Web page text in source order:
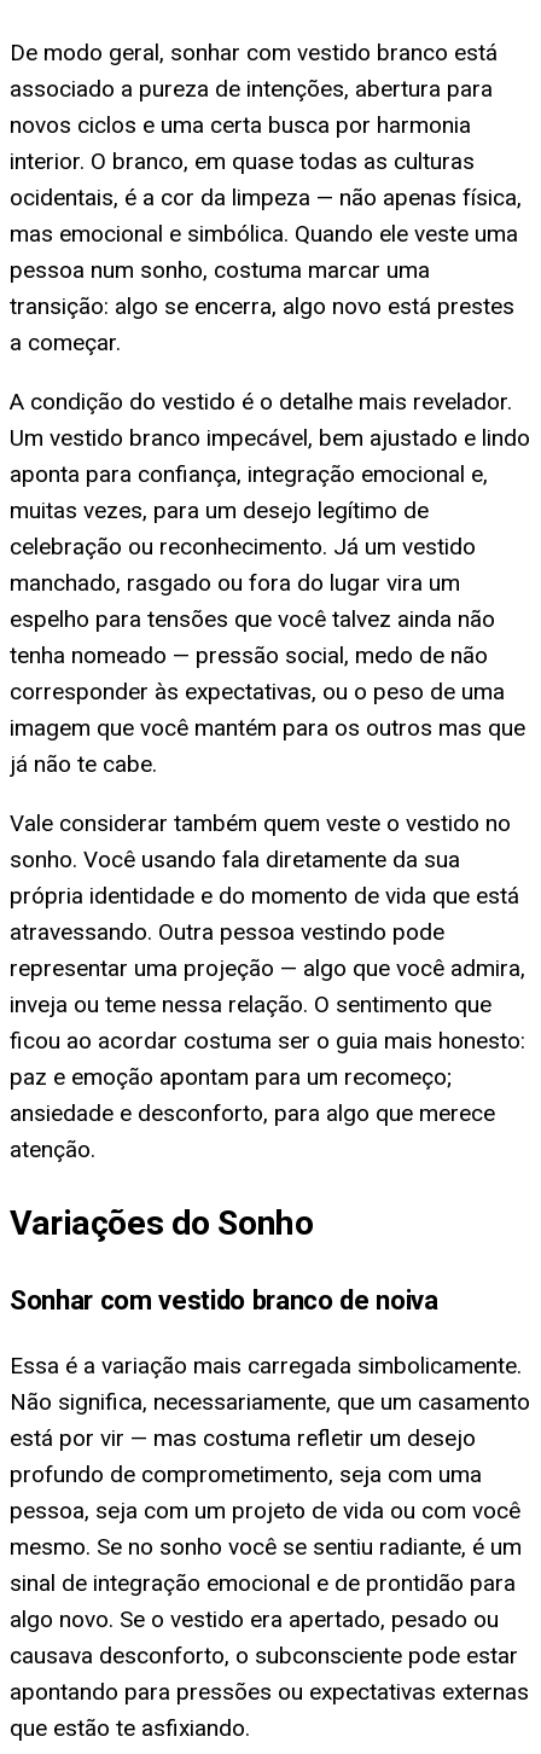
De modo geral, sonhar com vestido branco está
associado a pureza de intenções, abertura para
novos ciclos e uma certa busca por harmonia
interior. O branco, em quase todas as culturas
ocidentais, é a cor da limpeza — não apenas física,
mas emocional e simbólica. Quando ele veste uma
pessoa num sonho, costuma marcar uma
transição: algo se encerra, algo novo está prestes
a começar.
A condição do vestido é o detalhe mais revelador.
Um vestido branco impecável, bem ajustado e lindo
aponta para confiança, integração emocional e,
muitas vezes, para um desejo legítimo de
celebração ou reconhecimento. Já um vestido
manchado, rasgado ou fora do lugar vira um
espelho para tensões que você talvez ainda não
tenha nomeado — pressão social, medo de não
corresponder às expectativas, ou o peso de uma
imagem que você mantém para os outros mas que
já não te cabe.
Vale considerar também quem veste o vestido no
sonho. Você usando fala diretamente da sua
própria identidade e do momento de vida que está
atravessando. Outra pessoa vestindo pode
representar uma projeção — algo que você admira,
inveja ou teme nessa relação. O sentimento que
ficou ao acordar costuma ser o guia mais honesto:
paz e emoção apontam para um recomeço;
ansiedade e desconforto, para algo que merece
atenção.
Variações do Sonho
Sonhar com vestido branco de noiva
Essa é a variação mais carregada simbolicamente.
Não significa, necessariamente, que um casamento
está por vir — mas costuma refletir um desejo
profundo de comprometimento, seja com uma
pessoa, seja com um projeto de vida ou com você
mesmo. Se no sonho você se sentiu radiante, é um
sinal de integração emocional e de prontidão para
algo novo. Se o vestido era apertado, pesado ou
causava desconforto, o subconsciente pode estar
apontando para pressões ou expectativas externas
que estão te asfixiando.